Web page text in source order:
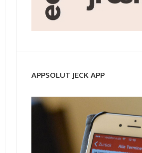
APPSOLUT JECK APP